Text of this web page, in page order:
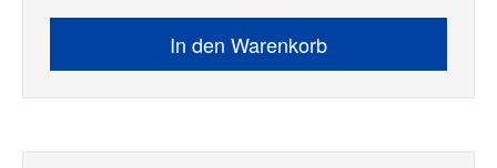
In den Warenkorb